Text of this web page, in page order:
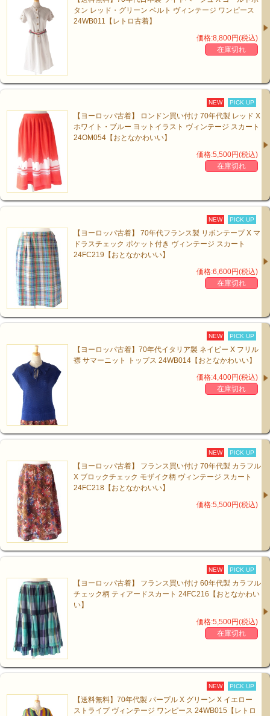
タン レッド・グリーン ベルト ヴィンテージ ワンピース
24WB011【レトロ古着】
価格:8,800円(税込)
在庫切れ
NEW PICK UP
【ヨーロッパ古着】 ロンドン買い付け 70年代製 レッド X
ホワイト・ブルー ヨットイラスト ヴィンテージ スカート
24OM054【おとなかわいい】
価格:5,500円(税込)
在庫切れ
NEW PICK UP
【ヨーロッパ古着】 70年代フランス製 リボンテープ X マ
ドラスチェック ポケット付き ヴィンテージ スカート
24FC219【おとなかわいい】
価格:6,600円(税込)
在庫切れ
NEW PICK UP
【ヨーロッパ古着】70年代イタリア製 ネイビー X フリル
襟 サマーニット トップス 24WB014【おとなかわいい】
価格:4,400円(税込)
在庫切れ
NEW PICK UP
【ヨーロッパ古着】 フランス買い付け 70年代製 カラフル
X ブロックチェック モザイク柄 ヴィンテージ スカート
24FC218【おとなかわいい】
価格:5,500円(税込)
NEW PICK UP
【ヨーロッパ古着】 フランス買い付け 60年代製 カラフル
チェック柄 ティアードスカート 24FC216【おとなかわい
い】
価格:5,500円(税込)
在庫切れ
NEW PICK UP
【送料無料】70年代製 パープル X グリーン X イエロー
ストライプ ヴィンテージ ワンピース 24WB015【レトロ